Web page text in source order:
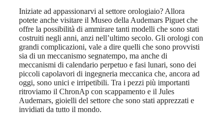
Iniziate ad appassionarvi al settore orologiaio? Allora
potete anche visitare il Museo della Audemars Piguet che
offre la possibilità di ammirare tanti modelli che sono stati
costruiti negli anni, anzi nell’ultimo secolo. Gli orologi con
grandi complicazioni, vale a dire quelli che sono provvisti
sia di un meccanismo segnatempo, ma anche di
meccanismi di calendario perpetuo e fasi lunari, sono dei
piccoli capolavori di ingegneria meccanica che, ancora ad
oggi, sono unici e irripetibili. Tra i pezzi più importanti
ritroviamo il ChronAp con scappamento e il Jules
Audemars, gioielli del settore che sono stati apprezzati e
invidiati da tutto il mondo.